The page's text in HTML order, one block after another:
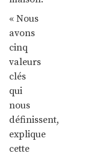
« Nous
avons
cinq
valeurs
clés
qui
nous
définissent,
explique
cette